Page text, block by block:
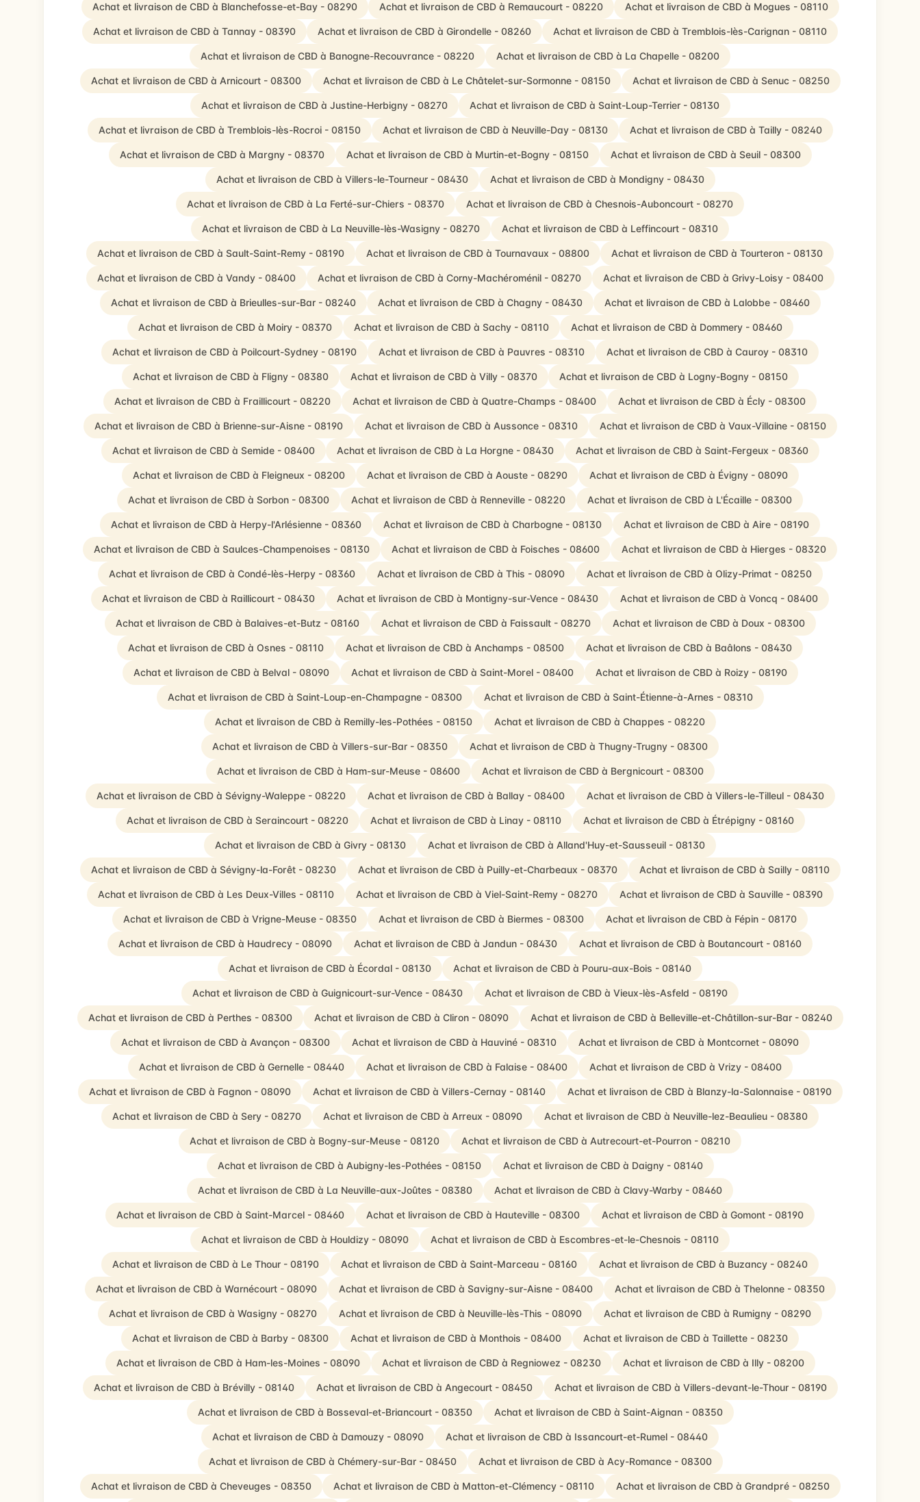
Achat et livraison de CBD à Blanchefosse-et-Bay - 08290 Achat et livraison de CBD à Remaucourt - 08220 Achat et livraison de CBD à Mogues - 08110
Achat et livraison de CBD à Tannay - 08390 Achat et livraison de CBD à Girondelle - 08260 Achat et livraison de CBD à Tremblois-lès-Carignan - 08110
Achat et livraison de CBD à Banogne-Recouvrance - 08220 Achat et livraison de CBD à La Chapelle - 08200
Achat et livraison de CBD à Arnicourt - 08300 Achat et livraison de CBD à Le Châtelet-sur-Sormonne - 08150 Achat et livraison de CBD à Senuc - 08250
Achat et livraison de CBD à Justine-Herbigny - 08270 Achat et livraison de CBD à Saint-Loup-Terrier - 08130
Achat et livraison de CBD à Tremblois-lès-Rocroi - 08150 Achat et livraison de CBD à Neuville-Day - 08130 Achat et livraison de CBD à Tailly - 08240
Achat et livraison de CBD à Margny - 08370 Achat et livraison de CBD à Murtin-et-Bogny - 08150 Achat et livraison de CBD à Seuil - 08300
Achat et livraison de CBD à Villers-le-Tourneur - 08430 Achat et livraison de CBD à Mondigny - 08430
Achat et livraison de CBD à La Ferté-sur-Chiers - 08370 Achat et livraison de CBD à Chesnois-Auboncourt - 08270
Achat et livraison de CBD à La Neuville-lès-Wasigny - 08270 Achat et livraison de CBD à Leffincourt - 08310
Achat et livraison de CBD à Sault-Saint-Remy - 08190 Achat et livraison de CBD à Tournavaux - 08800 Achat et livraison de CBD à Tourteron - 08130
Achat et livraison de CBD à Vandy - 08400 Achat et livraison de CBD à Corny-Machéroménil - 08270 Achat et livraison de CBD à Grivy-Loisy - 08400
Achat et livraison de CBD à Brieulles-sur-Bar - 08240 Achat et livraison de CBD à Chagny - 08430 Achat et livraison de CBD à Lalobbe - 08460
Achat et livraison de CBD à Moiry - 08370 Achat et livraison de CBD à Sachy - 08110 Achat et livraison de CBD à Dommery - 08460
Achat et livraison de CBD à Poilcourt-Sydney - 08190 Achat et livraison de CBD à Pauvres - 08310 Achat et livraison de CBD à Cauroy - 08310
Achat et livraison de CBD à Fligny - 08380 Achat et livraison de CBD à Villy - 08370 Achat et livraison de CBD à Logny-Bogny - 08150
Achat et livraison de CBD à Fraillicourt - 08220 Achat et livraison de CBD à Quatre-Champs - 08400 Achat et livraison de CBD à Écly - 08300
Achat et livraison de CBD à Brienne-sur-Aisne - 08190 Achat et livraison de CBD à Aussonce - 08310 Achat et livraison de CBD à Vaux-Villaine - 08150
Achat et livraison de CBD à Semide - 08400 Achat et livraison de CBD à La Horgne - 08430 Achat et livraison de CBD à Saint-Fergeux - 08360
Achat et livraison de CBD à Fleigneux - 08200 Achat et livraison de CBD à Aouste - 08290 Achat et livraison de CBD à Évigny - 08090
Achat et livraison de CBD à Sorbon - 08300 Achat et livraison de CBD à Renneville - 08220 Achat et livraison de CBD à L'Écaille - 08300
Achat et livraison de CBD à Herpy-l'Arlésienne - 08360 Achat et livraison de CBD à Charbogne - 08130 Achat et livraison de CBD à Aire - 08190
Achat et livraison de CBD à Saulces-Champenoises - 08130 Achat et livraison de CBD à Foisches - 08600 Achat et livraison de CBD à Hierges - 08320
Achat et livraison de CBD à Condé-lès-Herpy - 08360 Achat et livraison de CBD à This - 08090 Achat et livraison de CBD à Olizy-Primat - 08250
Achat et livraison de CBD à Raillicourt - 08430 Achat et livraison de CBD à Montigny-sur-Vence - 08430 Achat et livraison de CBD à Voncq - 08400
Achat et livraison de CBD à Balaives-et-Butz - 08160 Achat et livraison de CBD à Faissault - 08270 Achat et livraison de CBD à Doux - 08300
Achat et livraison de CBD à Osnes - 08110 Achat et livraison de CBD à Anchamps - 08500 Achat et livraison de CBD à Baâlons - 08430
Achat et livraison de CBD à Belval - 08090 Achat et livraison de CBD à Saint-Morel - 08400 Achat et livraison de CBD à Roizy - 08190
Achat et livraison de CBD à Saint-Loup-en-Champagne - 08300 Achat et livraison de CBD à Saint-Étienne-à-Arnes - 08310
Achat et livraison de CBD à Remilly-les-Pothées - 08150 Achat et livraison de CBD à Chappes - 08220
Achat et livraison de CBD à Villers-sur-Bar - 08350 Achat et livraison de CBD à Thugny-Trugny - 08300
Achat et livraison de CBD à Ham-sur-Meuse - 08600 Achat et livraison de CBD à Bergnicourt - 08300
Achat et livraison de CBD à Sévigny-Waleppe - 08220 Achat et livraison de CBD à Ballay - 08400 Achat et livraison de CBD à Villers-le-Tilleul - 08430
Achat et livraison de CBD à Seraincourt - 08220 Achat et livraison de CBD à Linay - 08110 Achat et livraison de CBD à Étrépigny - 08160
Achat et livraison de CBD à Givry - 08130 Achat et livraison de CBD à Alland'Huy-et-Sausseuil - 08130
Achat et livraison de CBD à Sévigny-la-Forêt - 08230 Achat et livraison de CBD à Puilly-et-Charbeaux - 08370 Achat et livraison de CBD à Sailly - 08110
Achat et livraison de CBD à Les Deux-Villes - 08110 Achat et livraison de CBD à Viel-Saint-Remy - 08270 Achat et livraison de CBD à Sauville - 08390
Achat et livraison de CBD à Vrigne-Meuse - 08350 Achat et livraison de CBD à Biermes - 08300 Achat et livraison de CBD à Fépin - 08170
Achat et livraison de CBD à Haudrecy - 08090 Achat et livraison de CBD à Jandun - 08430 Achat et livraison de CBD à Boutancourt - 08160
Achat et livraison de CBD à Écordal - 08130 Achat et livraison de CBD à Pouru-aux-Bois - 08140
Achat et livraison de CBD à Guignicourt-sur-Vence - 08430 Achat et livraison de CBD à Vieux-lès-Asfeld - 08190
Achat et livraison de CBD à Perthes - 08300 Achat et livraison de CBD à Cliron - 08090 Achat et livraison de CBD à Belleville-et-Châtillon-sur-Bar - 08240
Achat et livraison de CBD à Avançon - 08300 Achat et livraison de CBD à Hauviné - 08310 Achat et livraison de CBD à Montcornet - 08090
Achat et livraison de CBD à Gernelle - 08440 Achat et livraison de CBD à Falaise - 08400 Achat et livraison de CBD à Vrizy - 08400
Achat et livraison de CBD à Fagnon - 08090 Achat et livraison de CBD à Villers-Cernay - 08140 Achat et livraison de CBD à Blanzy-la-Salonnaise - 08190
Achat et livraison de CBD à Sery - 08270 Achat et livraison de CBD à Arreux - 08090 Achat et livraison de CBD à Neuville-lez-Beaulieu - 08380
Achat et livraison de CBD à Bogny-sur-Meuse - 08120 Achat et livraison de CBD à Autrecourt-et-Pourron - 08210
Achat et livraison de CBD à Aubigny-les-Pothées - 08150 Achat et livraison de CBD à Daigny - 08140
Achat et livraison de CBD à La Neuville-aux-Joûtes - 08380 Achat et livraison de CBD à Clavy-Warby - 08460
Achat et livraison de CBD à Saint-Marcel - 08460 Achat et livraison de CBD à Hauteville - 08300 Achat et livraison de CBD à Gomont - 08190
Achat et livraison de CBD à Houldizy - 08090 Achat et livraison de CBD à Escombres-et-le-Chesnois - 08110
Achat et livraison de CBD à Le Thour - 08190 Achat et livraison de CBD à Saint-Marceau - 08160 Achat et livraison de CBD à Buzancy - 08240
Achat et livraison de CBD à Warnécourt - 08090 Achat et livraison de CBD à Savigny-sur-Aisne - 08400 Achat et livraison de CBD à Thelonne - 08350
Achat et livraison de CBD à Wasigny - 08270 Achat et livraison de CBD à Neuville-lès-This - 08090 Achat et livraison de CBD à Rumigny - 08290
Achat et livraison de CBD à Barby - 08300 Achat et livraison de CBD à Monthois - 08400 Achat et livraison de CBD à Taillette - 08230
Achat et livraison de CBD à Ham-les-Moines - 08090 Achat et livraison de CBD à Regniowez - 08230 Achat et livraison de CBD à Illy - 08200
Achat et livraison de CBD à Brévilly - 08140 Achat et livraison de CBD à Angecourt - 08450 Achat et livraison de CBD à Villers-devant-le-Thour - 08190
Achat et livraison de CBD à Bosseval-et-Briancourt - 08350 Achat et livraison de CBD à Saint-Aignan - 08350
Achat et livraison de CBD à Damouzy - 08090 Achat et livraison de CBD à Issancourt-et-Rumel - 08440
Achat et livraison de CBD à Chémery-sur-Bar - 08450 Achat et livraison de CBD à Acy-Romance - 08300
Achat et livraison de CBD à Cheveuges - 08350 Achat et livraison de CBD à Matton-et-Clémency - 08110 Achat et livraison de CBD à Grandpré - 08250